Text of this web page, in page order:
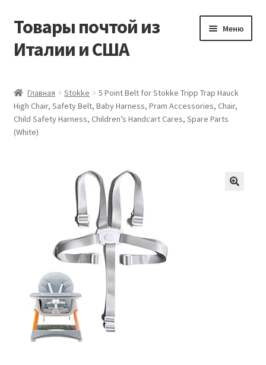
Перейти
навигации
Перейти
содержимому
Товары почтой из
Италии и США
Меню
Контакты
Корзина
Оформление заказа
Главная Stokke
5 Point Belt for Stokke Tripp Trap Hauck
High Chair, Safety Belt, Baby Harness, Pram Accessories, Chair,
Child Safety Harness, Children’s Handcart Cares, Spare Parts
(White)